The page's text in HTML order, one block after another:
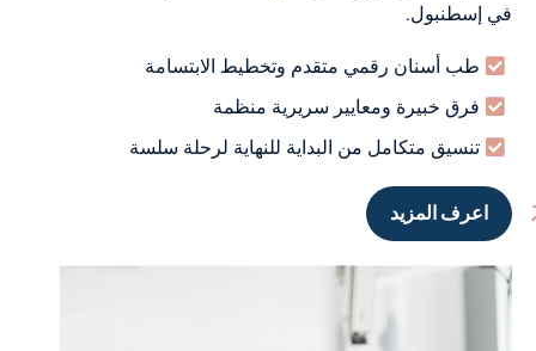
في إسطنبول.
طب أسنان رقمي متقدم وتخطيط الابتسامة
فرق خبيرة ومعايير سريرية منظمة
تنسيق متكامل من البداية للنهاية لرحلة سلسة
اعرف المزيد